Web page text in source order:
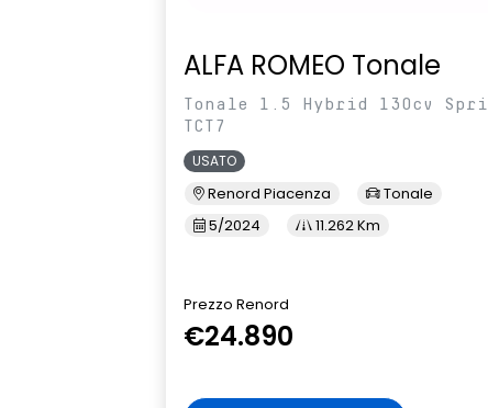
ALFA ROMEO Tonale
Tonale 1.5 Hybrid 130cv
TCT7
USATO
Renord Piacenza
Tonale
5/2024
11.262 Km
Prezzo Renord
€24.890